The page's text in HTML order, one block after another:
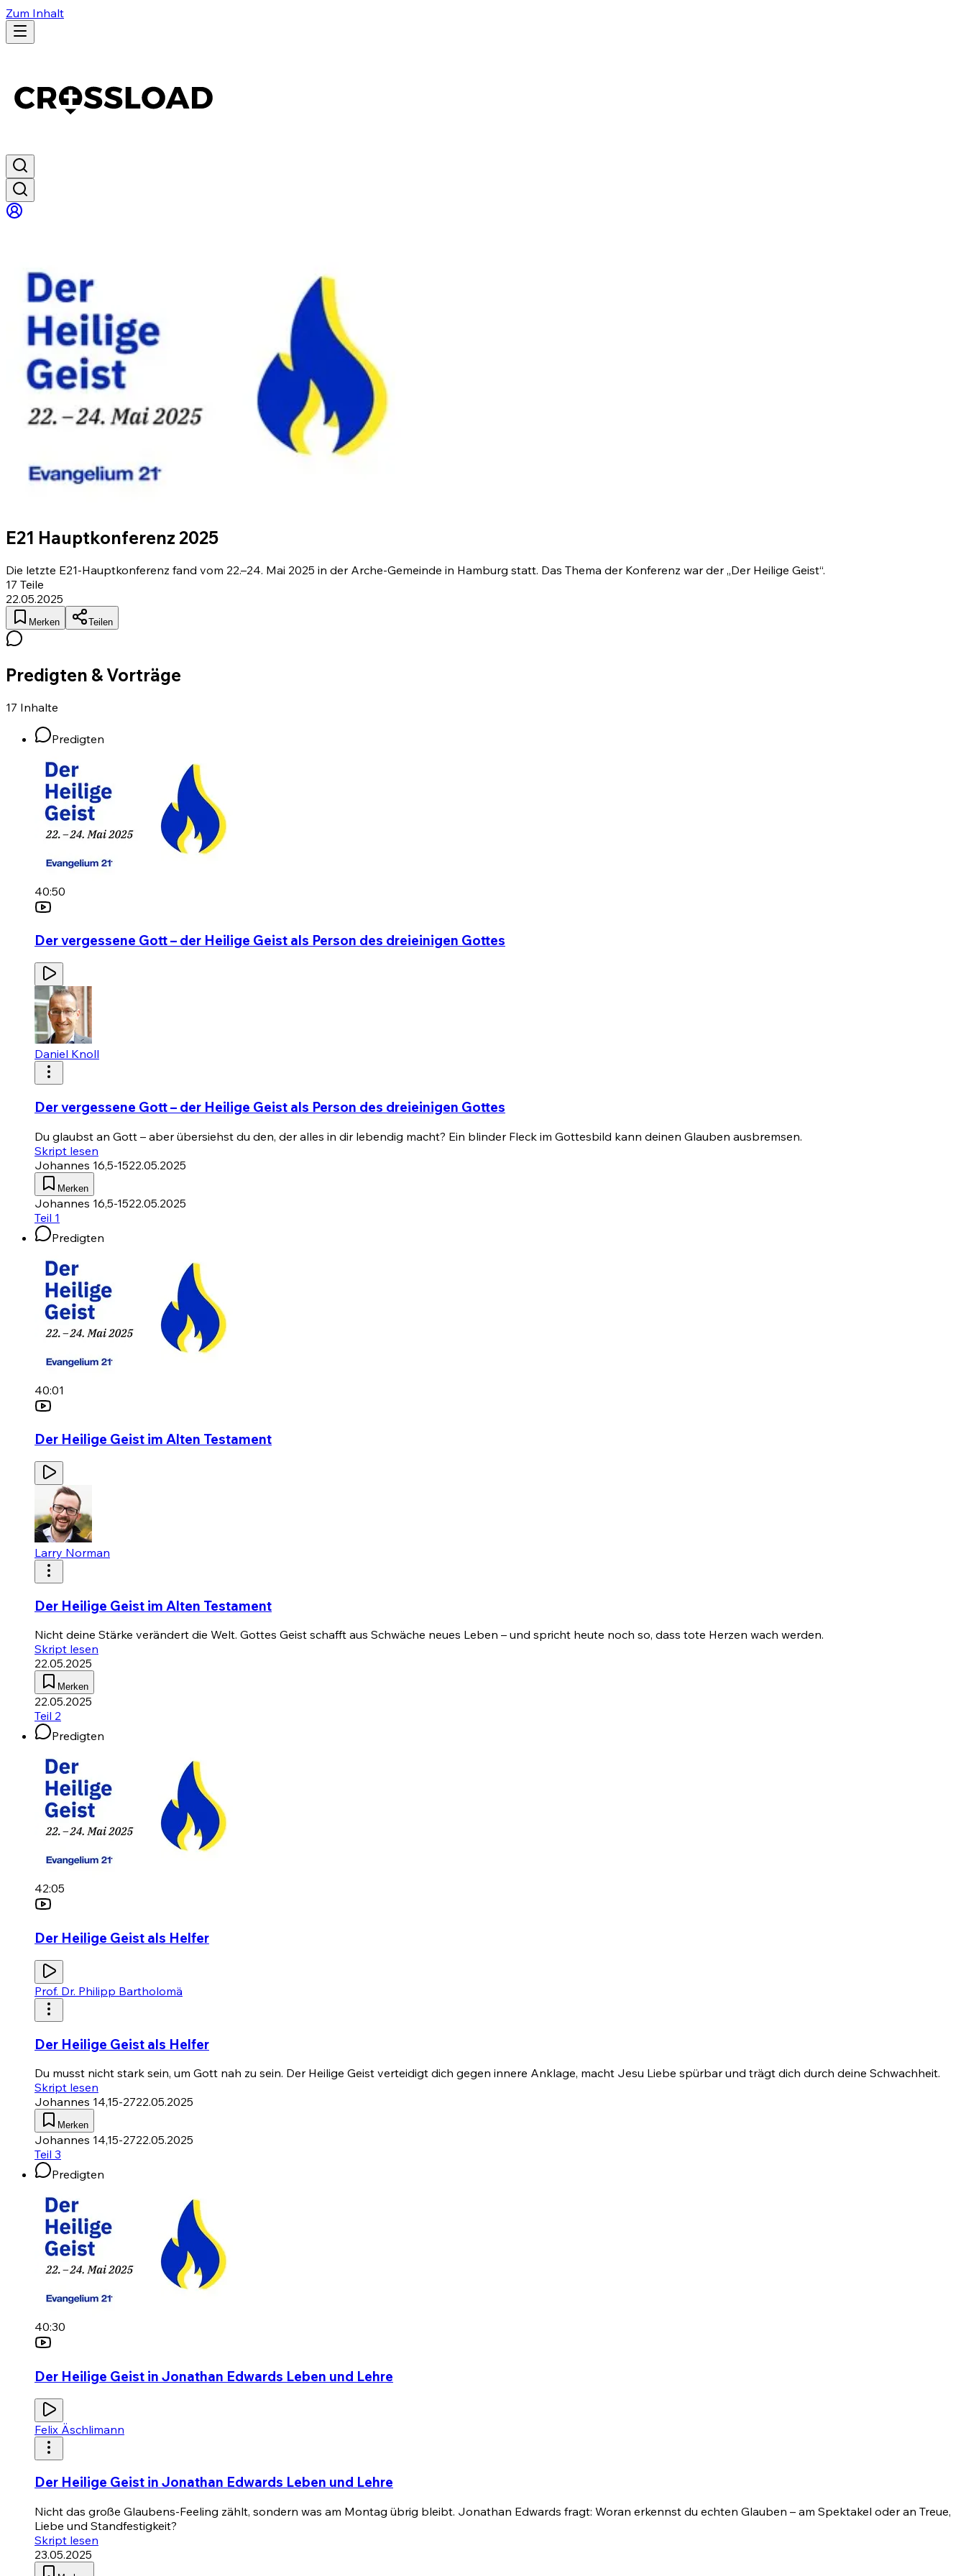
Zum Inhalt
E21 Hauptkonferenz 2025
Die letzte E21-Hauptkonferenz fand vom 22.–24. Mai 2025 in der Arche-Gemeinde in Hamburg statt. Das Thema der Konferenz war der „Der Heilige Geist“.
17 Teile
22.05.2025
Merken Teilen
Predigten & Vorträge
17 Inhalte
Predigten
40:50
Der vergessene Gott – der Heilige Geist als Person des dreieinigen Gottes
Daniel Knoll
Der vergessene Gott – der Heilige Geist als Person des dreieinigen Gottes
Du glaubst an Gott – aber übersiehst du den, der alles in dir lebendig macht? Ein blinder Fleck im Gottesbild kann deinen Glauben ausbremsen.
Skript lesen
Johannes 16,5-1522.05.2025
Merken
Johannes 16,5-1522.05.2025
Teil 1
Predigten
40:01
Der Heilige Geist im Alten Testament
Larry Norman
Der Heilige Geist im Alten Testament
Nicht deine Stärke verändert die Welt. Gottes Geist schafft aus Schwäche neues Leben – und spricht heute noch so, dass tote Herzen wach werden.
Skript lesen
22.05.2025
Merken
22.05.2025
Teil 2
Predigten
42:05
Der Heilige Geist als Helfer
Prof. Dr. Philipp Bartholomä
Der Heilige Geist als Helfer
Du musst nicht stark sein, um Gott nah zu sein. Der Heilige Geist verteidigt dich gegen innere Anklage, macht Jesu Liebe spürbar und trägt dich durch deine Schwachheit.
Skript lesen
Johannes 14,15-2722.05.2025
Merken
Johannes 14,15-2722.05.2025
Teil 3
Predigten
40:30
Der Heilige Geist in Jonathan Edwards Leben und Lehre
Felix Äschlimann
Der Heilige Geist in Jonathan Edwards Leben und Lehre
Nicht das große Glaubens-Feeling zählt, sondern was am Montag übrig bleibt. Jonathan Edwards fragt: Woran erkennst du echten Glauben – am Spektakel oder an Treue,
Liebe und Standfestigkeit?
Skript lesen
23.05.2025